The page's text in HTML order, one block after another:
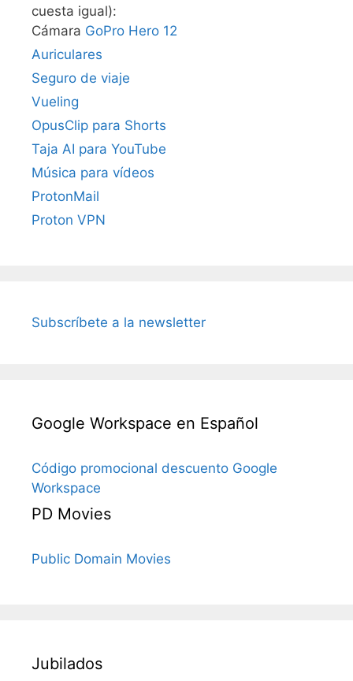
cuesta igual):
Cámara GoPro Hero 12
Auriculares
Seguro de viaje
Vueling
OpusClip para Shorts
Taja AI para YouTube
Música para vídeos
ProtonMail
Proton VPN
Subscríbete a la newsletter
Google Workspace en Español
Código promocional descuento Google
Workspace
PD Movies
Public Domain Movies
Jubilados